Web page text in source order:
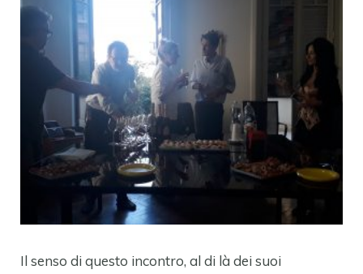
Il senso di questo incontro, al di là dei suoi